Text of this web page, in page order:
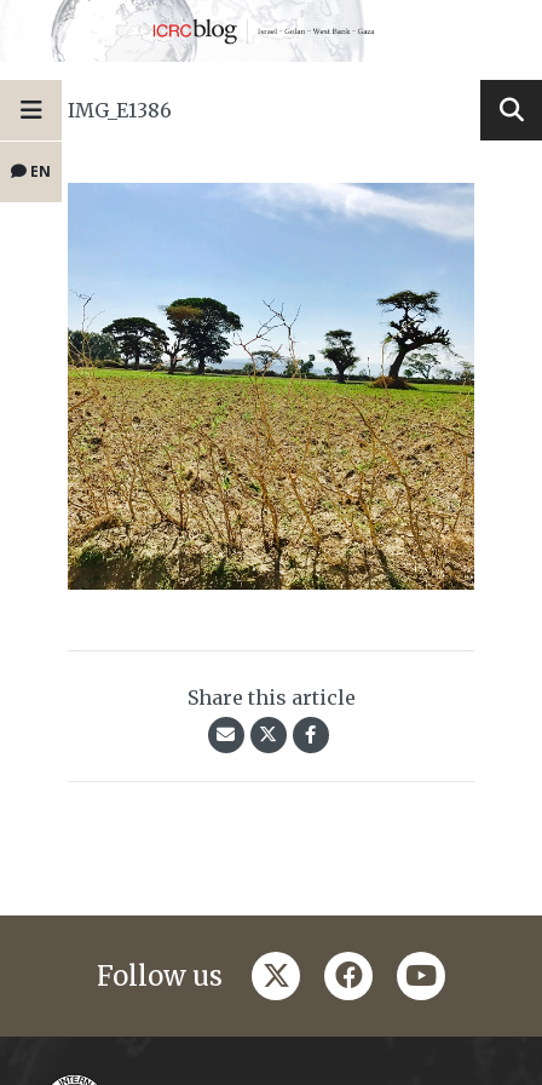
EN
IMG_E1386
Share this article
Follow us twitterfacebookyoutube